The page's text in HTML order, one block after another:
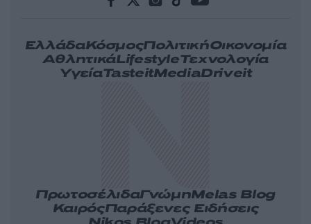
ΕλλάδαΚόσμοςΠολιτικήΟικονομία
ΑθλητικάLifestyleΤεχνολογία
ΥγείαTasteitMediaDriveit
ΠρωτοσέλιδαΓνώμηMelas Blog
ΚαιρόςΠαράξενες Ειδήσεις